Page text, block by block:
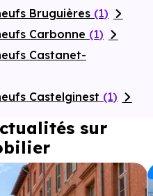
Bruguières (1)
Carbonne (1)
Castanet-
Castelginest (1)
sur